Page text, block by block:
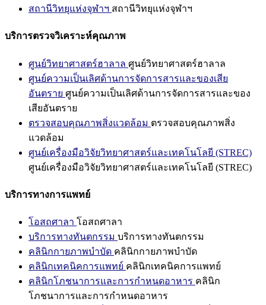
สถานีวิทยุแห่งจุฬาฯ สถานีวิทยุแห่งจุฬาฯ
บริการตรวจวิเคราะห์คุณภาพ
ศูนย์วิทยาศาสตร์ฮาลาล ศูนย์วิทยาศาสตร์ฮาลาล
ศูนย์ความเป็นเลิศด้านการจัดการสารและของเสีย
อันตราย ศูนย์ความเป็นเลิศด้านการจัดการสารและของ
เสียอันตราย
ตรวจสอบคุณภาพสิ่งแวดล้อม ตรวจสอบคุณภาพสิ่ง
แวดล้อม
ศูนย์เครื่องมือวิจัยวิทยาศาสตร์และเทคโนโลยี (STREC)
ศูนย์เครื่องมือวิจัยวิทยาศาสตร์และเทคโนโลยี (STREC)
บริการทางการแพทย์
โอสถศาลา โอสถศาลา
บริการทางทันตกรรม บริการทางทันตกรรม
คลินิกกายภาพบำบัด คลินิกกายภาพบำบัด
คลินิกเทคนิคการแพทย์ คลินิกเทคนิคการแพทย์
คลินิกโภชนาการและการกำหนดอาหาร คลินิก
โภชนาการและการกำหนดอาหาร